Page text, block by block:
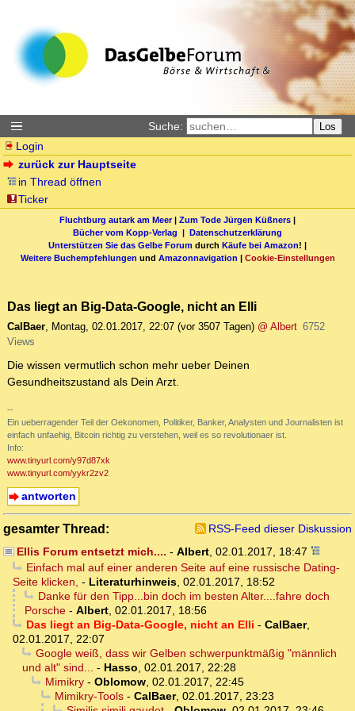
Suche: Los
Login
zurück zur Hauptseite
in Thread öffnen
Ticker
Fluchtburg autark am Meer| Zum Tode Jürgen Küßners |
Bücher vom Kopp-Verlag | Datenschutzerklärung
Unterstützen Sie das Gelbe Forum durch Käufe bei Amazon! |
Weitere Buchempfehlungen und Amazonnavigation | Cookie-Einstellungen
Das liegt an Big-Data-Google, nicht an Elli
CalBaer, Montag, 02.01.2017, 22:07 (vor 3507 Tagen) @ Albert 6752
Views
Die wissen vermutlich schon mehr ueber Deinen
Gesundheitszustand als Dein Arzt.
--
Ein ueberragender Teil der Oekonomen, Politiker, Banker, Analysten und Journalisten ist
einfach unfaehig, Bitcoin richtig zu verstehen, weil es so revolutionaer ist.
Info:
www.tinyurl.com/y97d87xk
www.tinyurl.com/yykr2zv2
antworten
gesamter Thread:
RSS-Feed dieser Diskussion
Ellis Forum entsetzt mich.... - Albert, 02.01.2017, 18:47
Einfach mal auf einer anderen Seite auf eine russische Dating-
Seite klicken, - Literaturhinweis, 02.01.2017, 18:52
Danke für den Tipp...bin doch im besten Alter....fahre doch
Porsche - Albert, 02.01.2017, 18:56
Das liegt an Big-Data-Google, nicht an Elli - CalBaer,
02.01.2017, 22:07
Google weiß, dass wir Gelben schwerpunktmäßig "männlich
und alt" sind... - Hasso, 02.01.2017, 22:28
Mimikry- Oblomow, 02.01.2017, 22:45
Mimikry-Tools- CalBaer, 02.01.2017, 23:23